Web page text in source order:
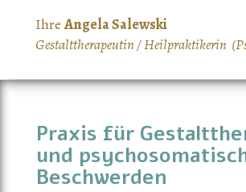
IhreAngela Salewski
Gestalttherapeutin / Heilpraktikerin
Praxis für
und
Beschwerden